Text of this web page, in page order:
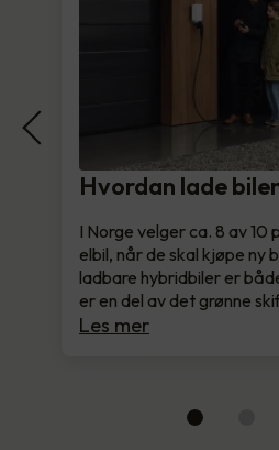
Hvordan lade
I Norge velger ca. 8 av
elbil, når de skal kjøpe ny
ladbare hybridbiler er
er en del av det grønne
Les mer